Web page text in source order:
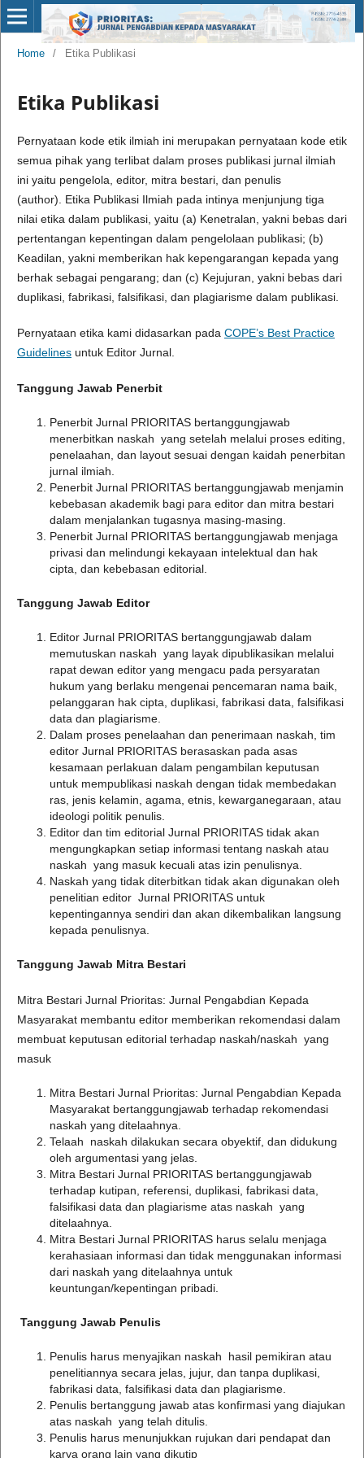
Home / Etika Publikasi
Etika Publikasi
Pernyataan kode etik ilmiah ini merupakan pernyataan kode etik
semua pihak yang terlibat dalam proses publikasi jurnal ilmiah
ini yaitu pengelola, editor, mitra bestari, dan penulis
(author). Etika Publikasi Ilmiah pada intinya menjunjung tiga
nilai etika dalam publikasi, yaitu (a) Kenetralan, yakni bebas dari
pertentangan kepentingan dalam pengelolaan publikasi; (b)
Keadilan, yakni memberikan hak kepengarangan kepada yang
berhak sebagai pengarang; dan (c) Kejujuran, yakni bebas dari
duplikasi, fabrikasi, falsifikasi, dan plagiarisme dalam publikasi.
Pernyataan etika kami didasarkan pada COPE’s Best Practice
Guidelinesuntuk Editor Jurnal.
Tanggung Jawab Penerbit
Penerbit Jurnal PRIORITAS bertanggungjawab
menerbitkan naskah yang setelah melalui proses editing,
penelaahan, dan layout sesuai dengan kaidah penerbitan
jurnal ilmiah.
Penerbit Jurnal PRIORITAS bertanggungjawab menjamin
kebebasan akademik bagi para editor dan mitra bestari
dalam menjalankan tugasnya masing-masing.
Penerbit Jurnal PRIORITAS bertanggungjawab menjaga
privasi dan melindungi kekayaan intelektual dan hak
cipta, dan kebebasan editorial.
Tanggung Jawab Editor
Editor Jurnal PRIORITAS bertanggungjawab dalam
memutuskan naskah yang layak dipublikasikan melalui
rapat dewan editor yang mengacu pada persyaratan
hukum yang berlaku mengenai pencemaran nama baik,
pelanggaran hak cipta, duplikasi, fabrikasi data, falsifikasi
data dan plagiarisme.
Dalam proses penelaahan dan penerimaan naskah, tim
editor Jurnal PRIORITAS berasaskan pada asas
kesamaan perlakuan dalam pengambilan keputusan
untuk mempublikasi naskah dengan tidak membedakan
ras, jenis kelamin, agama, etnis, kewarganegaraan, atau
ideologi politik penulis.
Editor dan tim editorial Jurnal PRIORITAS tidak akan
mengungkapkan setiap informasi tentang naskah atau
naskah yang masuk kecuali atas izin penulisnya.
Naskah yang tidak diterbitkan tidak akan digunakan oleh
penelitian editor Jurnal PRIORITAS untuk
kepentingannya sendiri dan akan dikembalikan langsung
kepada penulisnya.
Tanggung Jawab Mitra Bestari
Mitra Bestari Jurnal Prioritas: Jurnal Pengabdian Kepada
Masyarakat membantu editor memberikan rekomendasi dalam
membuat keputusan editorial terhadap naskah/naskah yang
masuk
Mitra Bestari Jurnal Prioritas: Jurnal Pengabdian Kepada
Masyarakat bertanggungjawab terhadap rekomendasi
naskah yang ditelaahnya.
Telaah naskah dilakukan secara obyektif, dan didukung
oleh argumentasi yang jelas.
Mitra Bestari Jurnal PRIORITAS bertanggungjawab
terhadap kutipan, referensi, duplikasi, fabrikasi data,
falsifikasi data dan plagiarisme atas naskah yang
ditelaahnya.
Mitra Bestari Jurnal PRIORITAS harus selalu menjaga
kerahasiaan informasi dan tidak menggunakan informasi
dari naskah yang ditelaahnya untuk
keuntungan/kepentingan pribadi.
Tanggung Jawab Penulis
Penulis harus menyajikan naskah hasil pemikiran atau
penelitiannya secara jelas, jujur, dan tanpa duplikasi,
fabrikasi data, falsifikasi data dan plagiarisme.
Penulis bertanggung jawab atas konfirmasi yang diajukan
atas naskah yang telah ditulis.
Penulis harus menunjukkan rujukan dari pendapat dan
karya orang lain yang dikutip